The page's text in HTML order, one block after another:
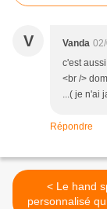
V Vanda
c'est
<br />
...( je n'ai
Répondre
< Le hand spinner
personnalisé